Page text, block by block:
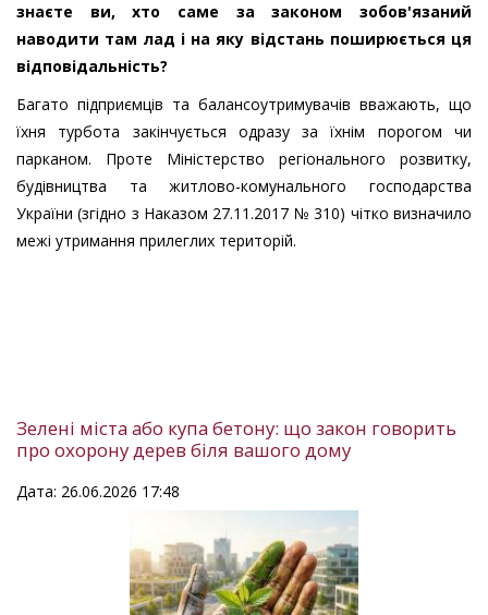
знаєте ви, хто саме за законом зобов'язаний
наводити там лад і на яку відстань поширюється ця
відповідальність?
Багато підприємців та балансоутримувачів вважають, що
їхня турбота закінчується одразу за їхнім порогом чи
парканом. Проте Міністерство регіонального розвитку,
будівництва та житлово-комунального господарства
України (згідно з Наказом 27.11.2017 № 310) чітко визначило
межі утримання прилеглих територій.
Зелені міста або купа бетону: що закон говорить
про охорону дерев біля вашого дому
Дата: 26.06.2026 17:48